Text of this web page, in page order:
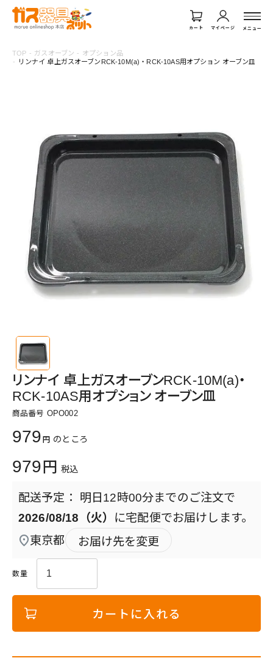
カート マイページ メニュー
TOP ガスオーブン
オプション品
リンナイ 卓上ガスオーブンRCK-10M(a)・RCK-10AS用オプション オーブン皿
リンナイ 卓上ガスオーブンRCK-10M(a)・
RCK-10AS用オプション オーブン皿
商品番号 OPO002
979 のところ
979 税込
明日 12時00分までのご注文で
2026/08/18（火） に宅配便でお届けします。
東京都
お届け先を変更
カートに入れる